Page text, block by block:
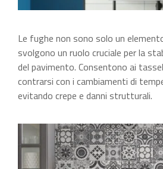
Le fughe non sono solo un
svolgono un ruolo cruciale per la
del pavimento. Consentono ai
contrarsi con i cambiamenti di
evitando crepe e danni strutturali.